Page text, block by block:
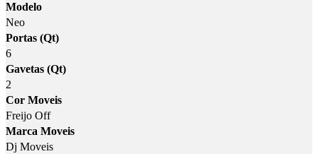
Modelo
Neo
Portas (Qt)
6
Gavetas (Qt)
2
Cor Moveis
Freijo Off
Marca Moveis
Dj Moveis